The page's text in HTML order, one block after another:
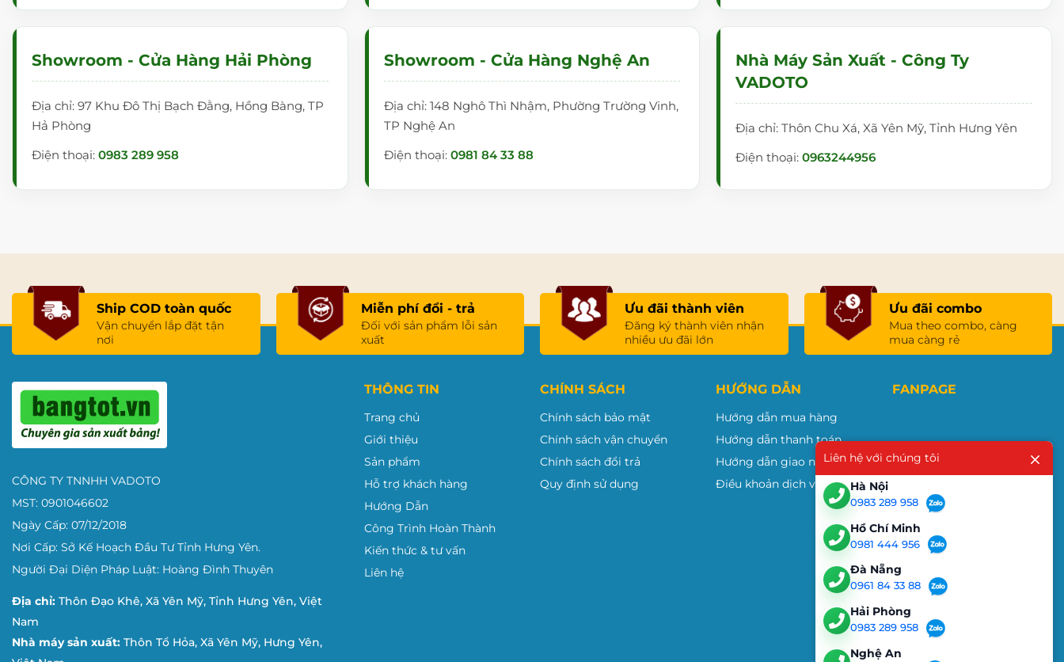
Showroom - Cửa Hàng Hải Phòng
Địa chỉ: 97 Khu Đô Thị Bạch Đằng, Hồng Bàng, TP
Hả Phòng
Điện thoại: 0983 289 958
Showroom - Cửa Hàng Nghệ An
Địa chỉ: 148 Nghô Thì Nhậm, Phường Trường Vinh,
TP Nghệ An
Điện thoại: 0981 84 33 88
Nhà Máy Sản Xuất - Công Ty
VADOTO
Địa chỉ: Thôn Chu Xá, Xã Yên Mỹ, Tỉnh Hưng Yên
Điện thoại:0963244956
Ship COD toàn quốc
Vận chuyển lắp đặt tận
nơi
Miễn phí đổi - trả
Đối với sản phẩm lỗi sản
xuất
Ưu đãi thành viên
Đăng ký thành viên nhận
nhiều ưu đãi lớn
Ưu đãi combo
Mua theo combo, càng
mua càng rẻ
CÔNG TY TNNHH VADOTO
MST: 0901046602
Ngày Cấp: 07/12/2018
Nơi Cấp: Sở Kế Hoạch Đầu Tư Tỉnh Hưng Yên.
Người Đại Diện Pháp Luật: Hoàng Đình Thuyên
Địa chỉ: Thôn Đạo Khê, Xã Yên Mỹ, Tỉnh Hưng Yên, Việt
Nam
Nhà máy sản xuất: Thôn Tổ Hỏa, Xã Yên Mỹ, Hưng Yên,
THÔNG TIN
Trang chủ
Giới thiệu
Sản phẩm
Hỗ trợ khách hàng
Hướng Dẫn
Công Trình Hoàn Thành
Kiến thức & tư vấn
Liên hệ
CHÍNH SÁCH
Chính sách bảo mật
Chính sách vận chuyển
Chính sách đổi trả
Quy định sử dụng
HƯỚNG DẪN
Hướng dẫn mua hàng
Hướng dẫn thanh toán
Hướng dẫn giao nhận
Điều khoản dịch vụ
FANPAGE
Liên hệ với chúng tôi
Hà Nội
0983 289 958
Hồ Chí Minh
0981 444 956
Đà Nẵng
0961 84 33 88
Hải Phòng
0983 289 958
Nghệ An